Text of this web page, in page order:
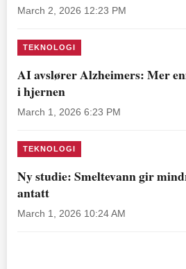
March 2, 2026 12:23 PM
TEKNOLOGI
AI avslører Alzheimers: Mer
i hjernen
March 1, 2026 6:23 PM
TEKNOLOGI
Ny studie: Smeltevann gir
antatt
March 1, 2026 10:24 AM